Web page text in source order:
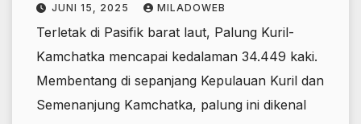
JUNI 15, 2025 MILADOWEB
Terletak di Pasifik barat laut, Palung Kuril-
Kamchatka mencapai kedalaman 34.449 kaki.
Membentang di sepanjang Kepulauan Kuril dan
Semenanjung Kamchatka, palung ini dikenal